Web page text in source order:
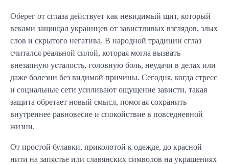
Оберег от сглаза действует как невидимый щит, который
веками защищал украинцев от завистливых взглядов, злых
слов и скрытого негатива. В народной традиции сглаз
считался реальной силой, которая могла вызвать
внезапную усталость, головную боль, неудачи в делах или
даже болезни без видимой причины. Сегодня, когда стресс
и социальные сети усиливают ощущение зависти, такая
защита обретает новый смысл, помогая сохранить
внутреннее равновесие и спокойствие в повседневной
жизни.
От простой булавки, приколотой к одежде, до красной
нити на запястье или славянских символов на украшениях